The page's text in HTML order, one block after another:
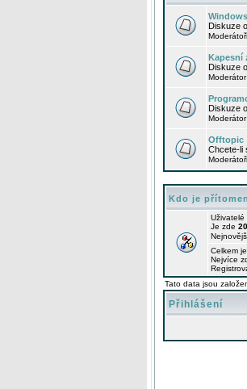
Diskuze
Moderátoři
Kapesní
Diskuze
Moderátor
Diskuze
Moderátor
Offtopic
Chcete-li
Moderátoři
Kdo je přítomen
Uživatelé
Je zde
Celkem
Nejvíce
Tato data jsou
Přihlášení